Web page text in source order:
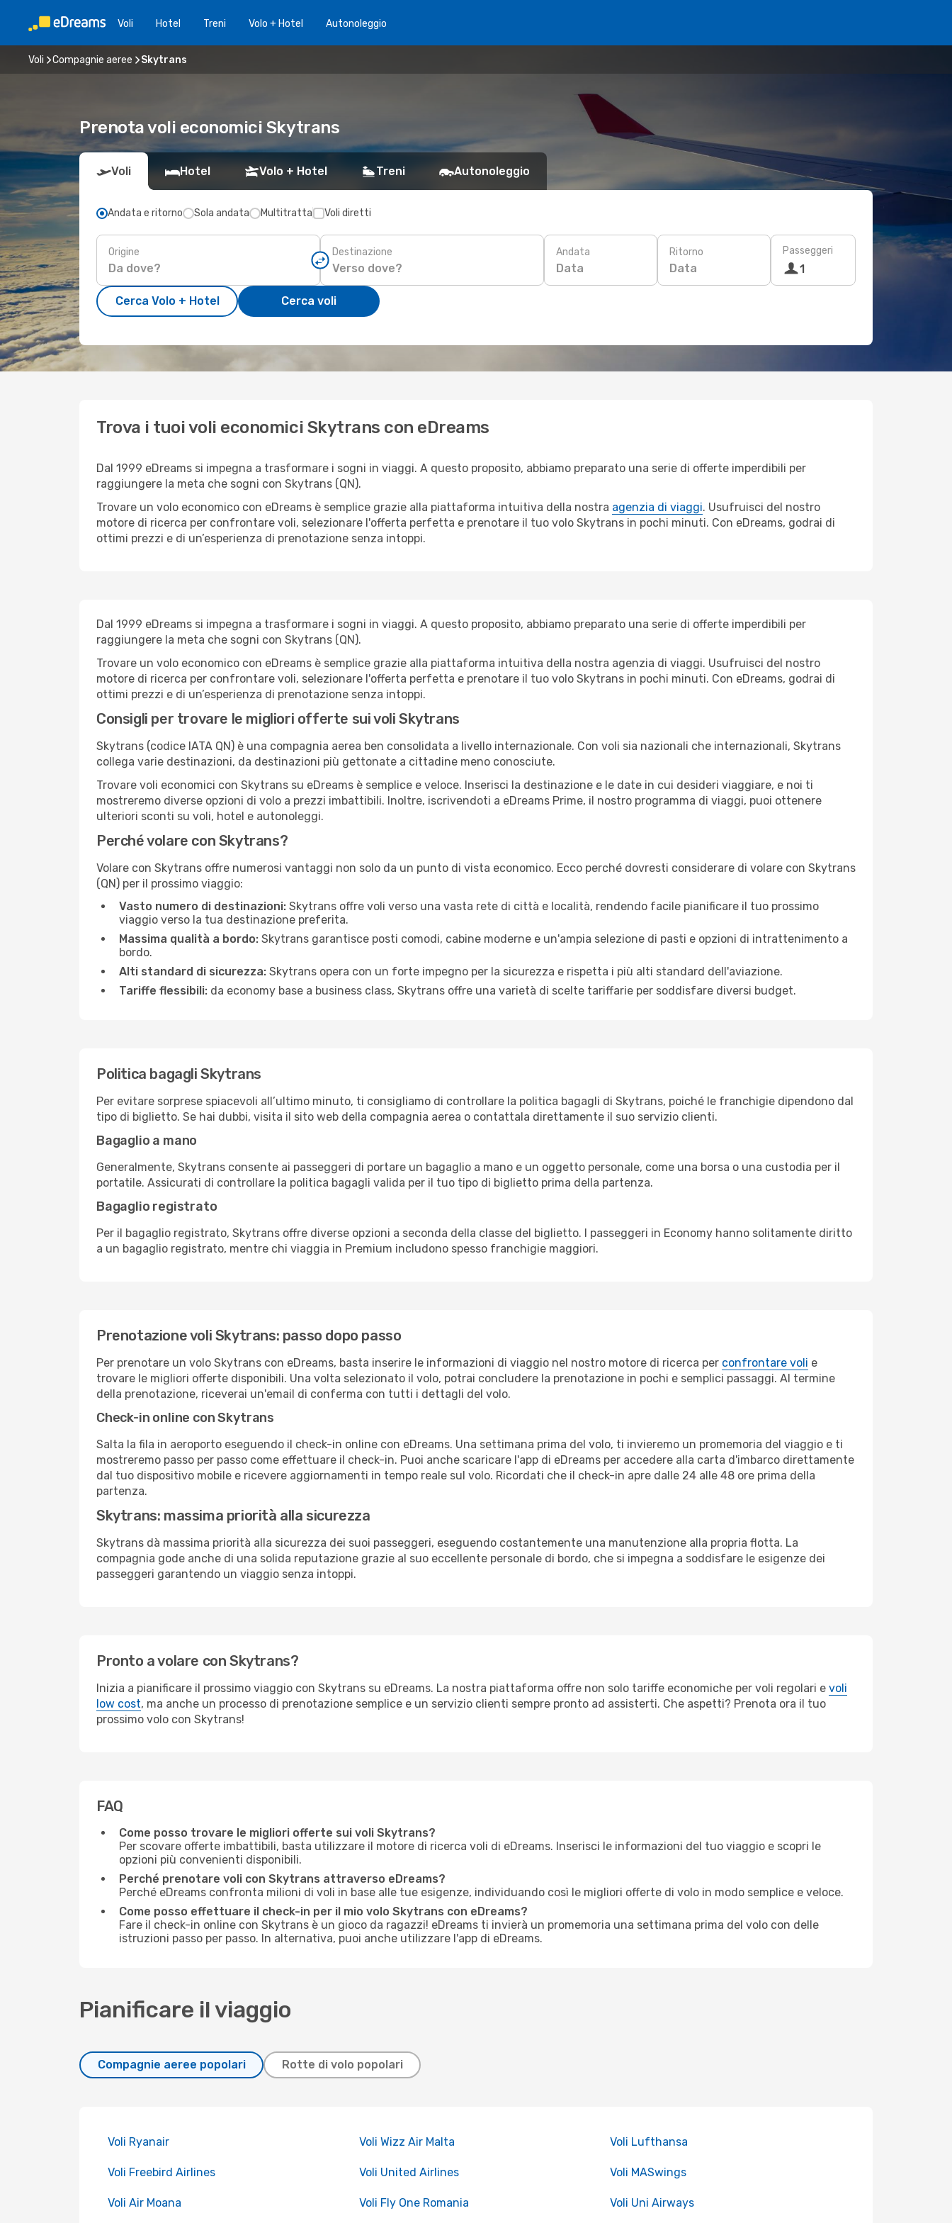
Voli Hotel Treni Volo + Hotel Autonoleggio
Voli Compagnie aeree Skytrans
Prenota voli economici Skytrans
Voli Hotel Volo + Hotel Treni Autonoleggio
Andata e ritorno Sola andata Multitratta Voli diretti
Origine Destinazione Andata
Data
Ritorno
Data
Passeggeri
1
Cerca Volo + Hotel Cerca voli
Trova i tuoi voli economici Skytrans con eDreams
Dal 1999 eDreams si impegna a trasformare i sogni in viaggi. A questo proposito, abbiamo preparato una serie di offerte imperdibili per
raggiungere la meta che sogni con Skytrans (QN).
Trovare un volo economico con eDreams è semplice grazie alla piattaforma intuitiva della nostra agenzia di viaggi. Usufruisci del nostro
motore di ricerca per confrontare voli, selezionare l'offerta perfetta e prenotare il tuo volo Skytrans in pochi minuti. Con eDreams, godrai di
ottimi prezzi e di un’esperienza di prenotazione senza intoppi.
Dal 1999 eDreams si impegna a trasformare i sogni in viaggi. A questo proposito, abbiamo preparato una serie di offerte imperdibili per
raggiungere la meta che sogni con Skytrans (QN).
Trovare un volo economico con eDreams è semplice grazie alla piattaforma intuitiva della nostra agenzia di viaggi. Usufruisci del nostro
motore di ricerca per confrontare voli, selezionare l'offerta perfetta e prenotare il tuo volo Skytrans in pochi minuti. Con eDreams, godrai di
ottimi prezzi e di un’esperienza di prenotazione senza intoppi.
Consigli per trovare le migliori offerte sui voli Skytrans
Skytrans (codice IATA QN) è una compagnia aerea ben consolidata a livello internazionale. Con voli sia nazionali che internazionali, Skytrans
collega varie destinazioni, da destinazioni più gettonate a cittadine meno conosciute.
Trovare voli economici con Skytrans su eDreams è semplice e veloce. Inserisci la destinazione e le date in cui desideri viaggiare, e noi ti
mostreremo diverse opzioni di volo a prezzi imbattibili. Inoltre, iscrivendoti a eDreams Prime, il nostro programma di viaggi, puoi ottenere
ulteriori sconti su voli, hotel e autonoleggi.
Perché volare con Skytrans?
Volare con Skytrans offre numerosi vantaggi non solo da un punto di vista economico. Ecco perché dovresti considerare di volare con Skytrans
(QN) per il prossimo viaggio:
Vasto numero di destinazioni: Skytrans offre voli verso una vasta rete di città e località, rendendo facile pianificare il tuo prossimo
viaggio verso la tua destinazione preferita.
Massima qualità a bordo: Skytrans garantisce posti comodi, cabine moderne e un'ampia selezione di pasti e opzioni di intrattenimento a
bordo.
Alti standard di sicurezza: Skytrans opera con un forte impegno per la sicurezza e rispetta i più alti standard dell'aviazione.
Tariffe flessibili: da economy base a business class, Skytrans offre una varietà di scelte tariffarie per soddisfare diversi budget.
Politica bagagli Skytrans
Per evitare sorprese spiacevoli all’ultimo minuto, ti consigliamo di controllare la politica bagagli di Skytrans, poiché le franchigie dipendono dal
tipo di biglietto. Se hai dubbi, visita il sito web della compagnia aerea o contattala direttamente il suo servizio clienti.
Bagaglio a mano
Generalmente, Skytrans consente ai passeggeri di portare un bagaglio a mano e un oggetto personale, come una borsa o una custodia per il
portatile. Assicurati di controllare la politica bagagli valida per il tuo tipo di biglietto prima della partenza.
Bagaglio registrato
Per il bagaglio registrato, Skytrans offre diverse opzioni a seconda della classe del biglietto. I passeggeri in Economy hanno solitamente diritto
a un bagaglio registrato, mentre chi viaggia in Premium includono spesso franchigie maggiori.
Prenotazione voli Skytrans: passo dopo passo
Per prenotare un volo Skytrans con eDreams, basta inserire le informazioni di viaggio nel nostro motore di ricerca per confrontare voli e
trovare le migliori offerte disponibili. Una volta selezionato il volo, potrai concludere la prenotazione in pochi e semplici passaggi. Al termine
della prenotazione, riceverai un'email di conferma con tutti i dettagli del volo.
Check-in online con Skytrans
Salta la fila in aeroporto eseguendo il check-in online con eDreams. Una settimana prima del volo, ti invieremo un promemoria del viaggio e ti
mostreremo passo per passo come effettuare il check-in. Puoi anche scaricare l'app di eDreams per accedere alla carta d'imbarco direttamente
dal tuo dispositivo mobile e ricevere aggiornamenti in tempo reale sul volo. Ricordati che il check-in apre dalle 24 alle 48 ore prima della
partenza.
Skytrans: massima priorità alla sicurezza
Skytrans dà massima priorità alla sicurezza dei suoi passeggeri, eseguendo costantemente una manutenzione alla propria flotta. La
compagnia gode anche di una solida reputazione grazie al suo eccellente personale di bordo, che si impegna a soddisfare le esigenze dei
passeggeri garantendo un viaggio senza intoppi.
Pronto a volare con Skytrans?
Inizia a pianificare il prossimo viaggio con Skytrans su eDreams. La nostra piattaforma offre non solo tariffe economiche per voli regolari e voli
low cost, ma anche un processo di prenotazione semplice e un servizio clienti sempre pronto ad assisterti. Che aspetti? Prenota ora il tuo
prossimo volo con Skytrans!
FAQ
Come posso trovare le migliori offerte sui voli Skytrans?
Per scovare offerte imbattibili, basta utilizzare il motore di ricerca voli di eDreams. Inserisci le informazioni del tuo viaggio e scopri le
opzioni più convenienti disponibili.
Perché prenotare voli con Skytrans attraverso eDreams?
Perché eDreams confronta milioni di voli in base alle tue esigenze, individuando così le migliori offerte di volo in modo semplice e veloce.
Come posso effettuare il check-in per il mio volo Skytrans con eDreams?
Fare il check-in online con Skytrans è un gioco da ragazzi! eDreams ti invierà un promemoria una settimana prima del volo con delle
istruzioni passo per passo. In alternativa, puoi anche utilizzare l'app di eDreams.
Pianificare il viaggio
Compagnie aeree popolari Rotte di volo popolari
Voli Ryanair Voli Wizz Air Malta Voli Lufthansa
Voli Freebird Airlines Voli United Airlines Voli MASwings
Voli Air Moana Voli Fly One Romania Voli Uni Airways